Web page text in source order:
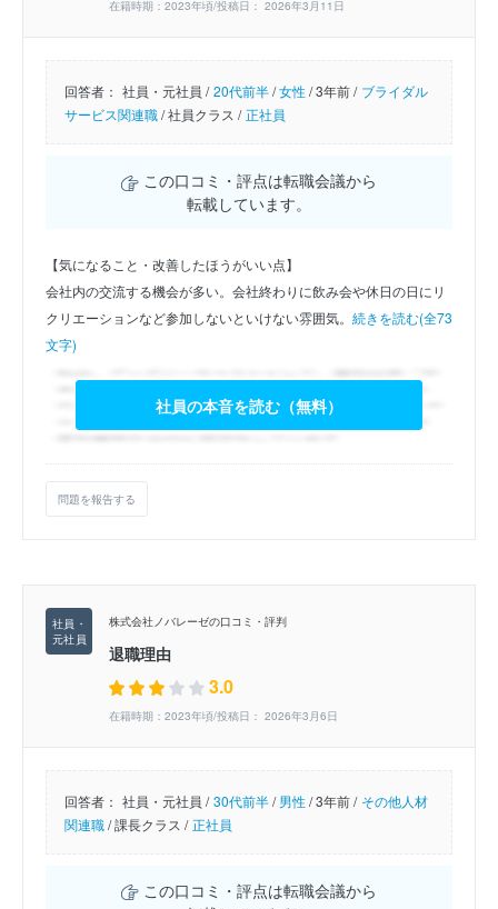
在籍時期：2023年頃/投稿日： 2026年3月11日
回答者： 社員・元社員 / 20代前半/女性/3年前 / ブライダル
サービス関連職/社員クラス / 正社員
この口コミ・評点は転職会議から
転載しています。
【気になること・改善したほうがいい点】
会社内の交流する機会が多い。会社終わりに飲み会や休日の日にリ
クリエーションなど参加しないといけない雰囲気。 続きを読む(全73
文字)
社員の本音を読む（無料）
問題を報告する
株式会社ノバレーゼの口コミ・評判
退職理由
3.0
在籍時期：2023年頃/投稿日： 2026年3月6日
回答者： 社員・元社員 / 30代前半/男性/3年前 / その他人材
関連職/課長クラス / 正社員
この口コミ・評点は転職会議から